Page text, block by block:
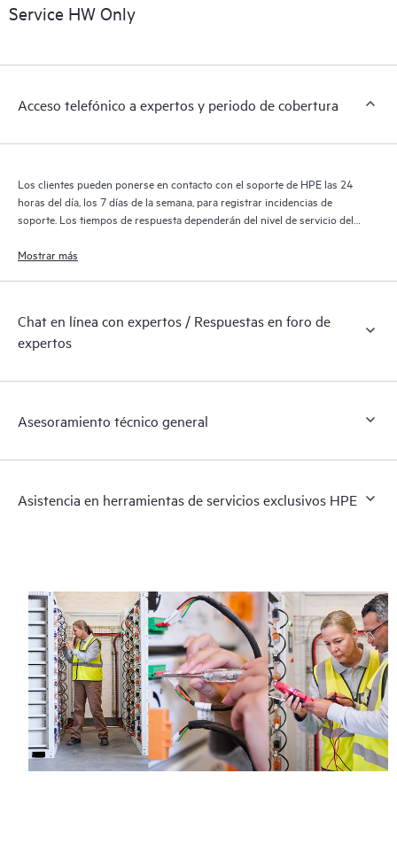
de HPE cubiertos por el servicio HPE Tech Care. Los clientes
distintos productos instalados en sus entornos y cómo
permiten a los clientes realizar determinadas actividades sin
proporcionan, además, un portal de recursos de conocimiento
los recursos de HPE, que impulsan la excelencia de las
operaciones y optimizan el rendimiento, del extremo a la nube.
Service HW Only
Acceso telefónico a expertos y periodo de cobertura
Los clientes pueden ponerse en contacto con el soporte de HPE las 24
horas del día, los 7 días de la semana, para registrar incidencias de
soporte. Los tiempos de respuesta dependerán del nivel de servicio del
Mostrar más
Chat en línea con expertos / Respuestas en foro de
expertos
Asesoramiento técnico general
Asistencia en herramientas de servicios exclusivos HPE